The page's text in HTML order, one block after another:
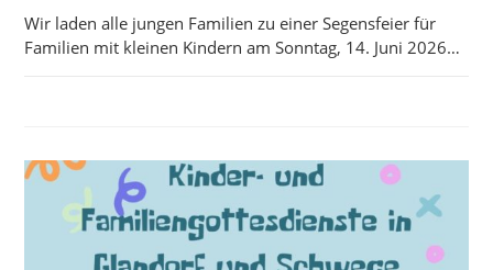
Wir laden alle jungen Familien zu einer Segensfeier für
Familien mit kleinen Kindern am Sonntag, 14. Juni 2026…